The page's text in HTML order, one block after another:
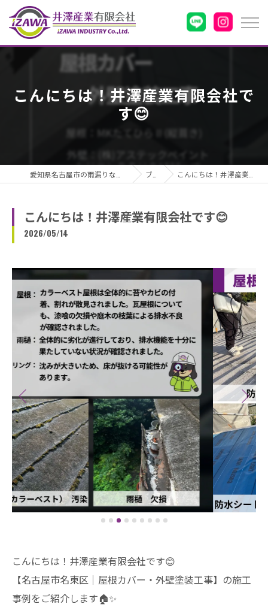
こんにちは！井澤産業有限会社で
す😊
ブログ こんにちは！井澤産業有限会社です😊
こんにちは！井澤産業有限会社です😊
2026/05/14
こんにちは！井澤産業有限会社です😊
【名古屋市名東区｜屋根カバー・外壁塗装工事】の施工
事例をご紹介します🏠✨